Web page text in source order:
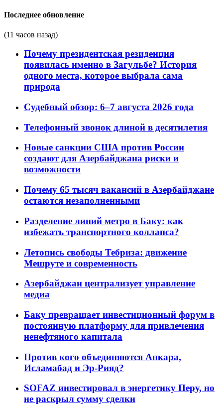
Последнее обновление
(11 часов назад)
Почему президентская резиденция
появилась именно в Загульбе? История
одного места, которое выбрала сама
природа
Судебный обзор: 6–7 августа 2026 года
Телефонный звонок длиной в десятилетия
Новые санкции США против России
создают для Азербайджана риски и
возможности
Почему 65 тысяч вакансий в Азербайджане
остаются незаполненными
Разделение линий метро в Баку: как
избежать транспортного коллапса?
Летопись свободы Тебриза: движение
Мешруте и современность
Азербайджан централизует управление
медиа
Баку превращает инвестиционный форум в
постоянную платформу для привлечения
ненефтяного капитала
Против кого объединяются Анкара,
Исламабад и Эр-Рияд?
SOFAZ инвестировал в энергетику Перу, но
не раскрыл сумму сделки